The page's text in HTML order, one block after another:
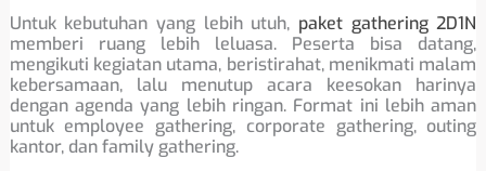
Untuk kebutuhan yang lebih utuh, paket gathering 2D1N
memberi ruang lebih leluasa. Peserta bisa datang,
mengikuti kegiatan utama, beristirahat, menikmati malam
kebersamaan, lalu menutup acara keesokan harinya
dengan agenda yang lebih ringan. Format ini lebih aman
untuk employee gathering, corporate gathering, outing
kantor, dan family gathering.